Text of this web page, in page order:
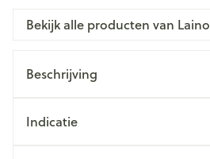
Bekijk alle producten van Laino
Beschrijving
Indicatie